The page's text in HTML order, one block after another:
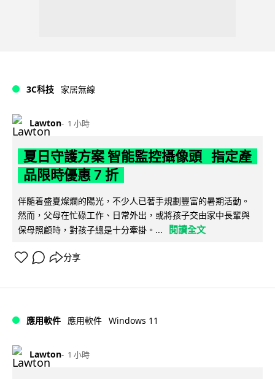
3C科技 家居無線
Lawton 1 小時
夏日守護方案 智能監控攝像頭 指定產
品限時優惠 7 折
伴隨着盛夏燦爛的陽光，不少人已著手規劃豐富的暑期活動。
然而，父母在忙碌工作、日常外出，或將孩子交由家中長輩與
保母照顧時，對孩子總是十分牽掛。...
閱讀全文
分享
應用軟件 應用軟件 Windows 11
Lawton 1 小時